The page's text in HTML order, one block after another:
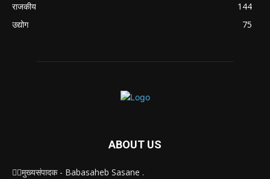
राजकीय
144
उद्योग
75
ABOUT US
✍🏻मुख्यसंपादक - Babasaheb Sasane .